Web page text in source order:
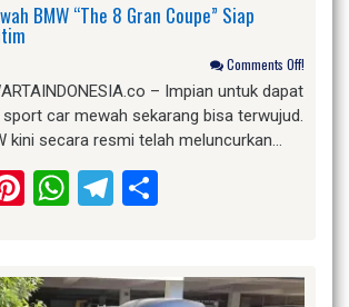
BMW “The 8 Gran Coupe” Siap
Comments Off!
– Impian untuk dapat
car mewah sekarang bisa terwujud.
kini secara resmi telah meluncurkan…
Pinterest
WhatsApp
Telegram